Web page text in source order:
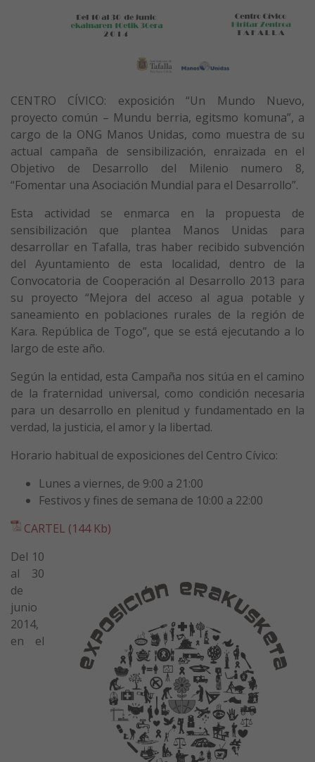
CENTRO CÍVICO: exposición “Un Mundo Nuevo,
proyecto común – Mundu berria, egitsmo komuna”, a
cargo de la ONG Manos Unidas, como muestra de su
actual campaña de sensibilización, enraizada en el
Objetivo de Desarrollo del Milenio numero 8,
“Fomentar una Asociación Mundial para el Desarrollo”.
Esta actividad se enmarca en la propuesta de
sensibilización que plantea Manos Unidas para
desarrollar en Tafalla, tras haber recibido subvención
del Ayuntamiento de esta localidad, dentro de la
Convocatoria de Cooperación al Desarrollo 2013 para
su proyecto “Mejora del acceso al agua potable y
saneamiento en poblaciones rurales de la región de
Kara. República de Togo”, que se está ejecutando a lo
largo de este año.
Según la entidad, esta Campaña nos sitúa en el camino
de la fraternidad universal, como condición necesaria
para un desarrollo en plenitud y fundamentado en la
verdad, la justicia, el amor y la libertad.
Horario habitual de exposiciones del Centro Cívico:
Lunes a viernes, de 9:00 a 21:00
Festivos y fines de semana de 10:00 a 22:00
CARTEL (144 Kb)
Del 10
al 30
de
junio
2014,
en el